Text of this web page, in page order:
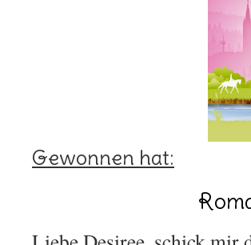
Gewonnen hat: